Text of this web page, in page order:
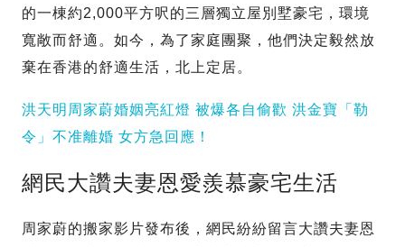
的一棟約2,000平方呎的三層獨立屋別墅豪宅，環境
寬敞而舒適。如今，為了家庭團聚，他們決定毅然放
棄在香港的舒適生活，北上定居。
洪天明周家蔚婚姻亮紅燈 被爆各自偷歡 洪金寶「勒
令」不准離婚 女方急回應！
網民大讚夫妻恩愛羨慕豪宅生活
周家蔚的搬家影片發布後，網民紛紛留言大讚夫妻恩